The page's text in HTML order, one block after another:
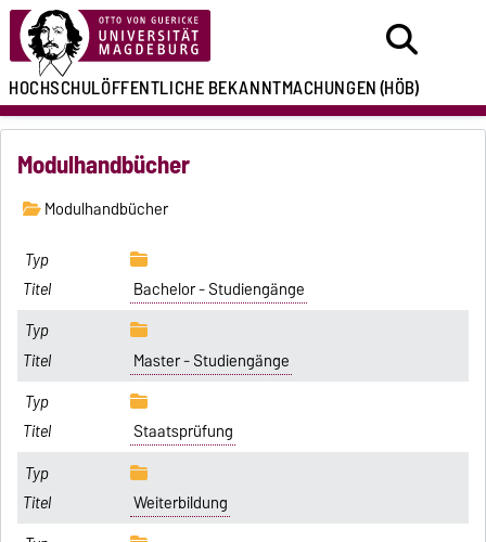
HOCHSCHULÖFFENTLICHEBEKANNTMACHUNGEN(HÖB)
Modulhandbücher
Modulhandbücher
Bachelor - Studiengänge
Master - Studiengänge
Staatsprüfung
Weiterbildung